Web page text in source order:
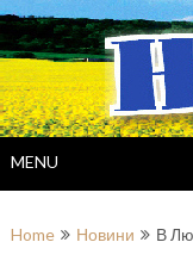
Skip
to
content
MENU
Home Новини В